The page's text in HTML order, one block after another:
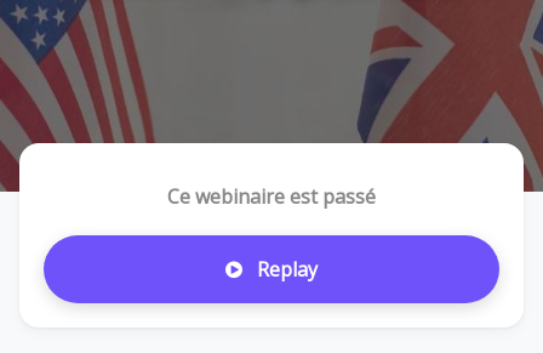
Ce webinaire est passé
Replay